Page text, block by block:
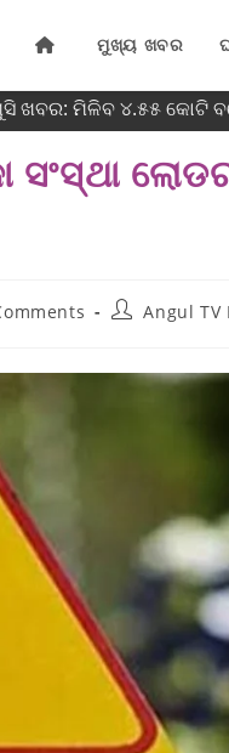
ମୁଖ୍ୟ ଖବର
ଖବର: ମିଳିବ ୪.୫୫ କୋଟି
ସଂସ୍ଥା
Angul TV